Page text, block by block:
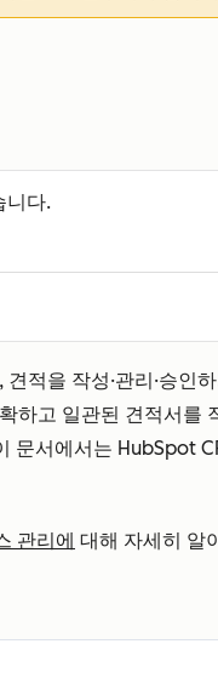
니다.
적을 작성·관리·승인
하고 일관된 견적서를
문서에서는 HubSpot
관리에 대해 자세히 알